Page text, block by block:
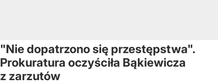
"Nie dopatrzono się przestępstwa".
Prokuratura oczyściła Bąkiewicza
z zarzutów